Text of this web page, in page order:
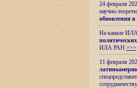
24 февраля
научно-
обновления в
На канале
ИЛА РАН >>>
11 февраля